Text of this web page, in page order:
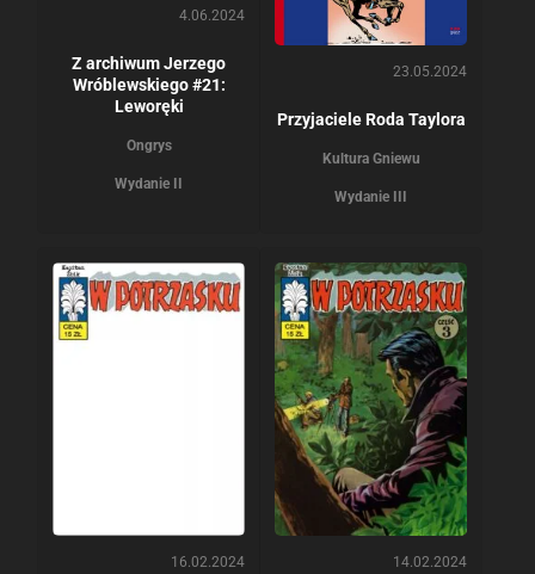
4.06.2024
Z archiwum Jerzego
Wróblewskiego #21:
Leworęki
Ongrys
Wydanie II
23.05.2024
Przyjaciele Roda Taylora
Kultura Gniewu
Wydanie III
16.02.2024 14.02.2024